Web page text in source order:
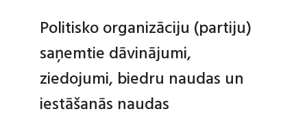
Politisko organizāciju (partiju)
saņemtie dāvinājumi,
ziedojumi, biedru naudas un
iestāšanās naudas